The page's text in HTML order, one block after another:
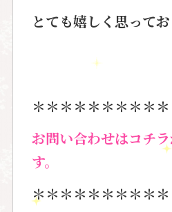
とても嬉しく思ってお
＊＊＊＊＊＊＊＊＊＊
お問い合わせはコチ
す。
＊＊＊＊＊＊＊＊＊＊